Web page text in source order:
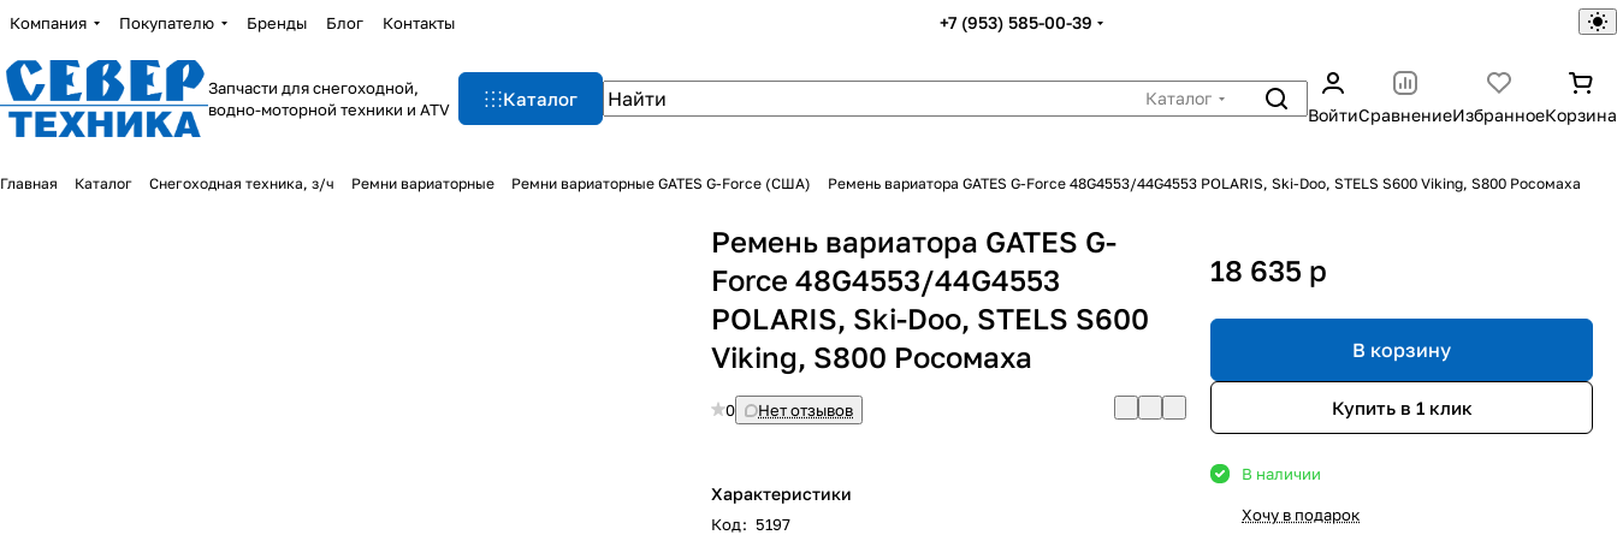
Компания Покупателю Бренды Блог Контакты +7 (953) 585-00-39
Запчасти для снегоходной,
водно-моторной техники и ATV
Каталог
Каталог
ВойтиСравнениеИзбранноеКорзина
Главная Каталог Снегоходная техника, з/ч Ремни вариаторные Ремни вариаторные GATES G-Force (США) Ремень вариатора GATES G-Force 48G4553/44G4553 POLARIS, Ski-Doo, STELS S600 Viking, S800 Росомаха
Ремень вариатора GATES G-
Force 48G4553/44G4553
POLARIS, Ski-Doo, STELS S600
Viking, S800 Росомаха
0 Нет отзывов
Характеристики
Код: 5197
18 635 p
В корзину
Купить в 1 клик
В наличии
Хочу в подарок